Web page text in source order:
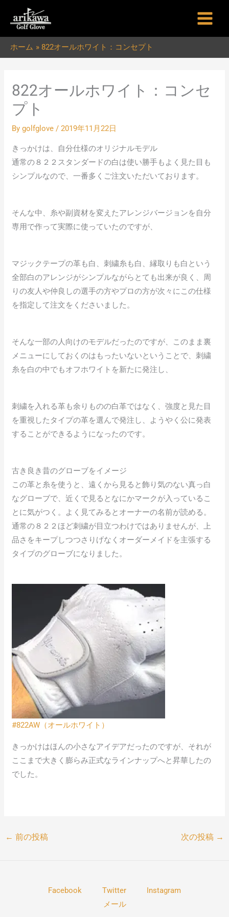
ホーム 822オールホワイト：コンセプト
822オールホワイト：コンセ
プト
Bygolfglove/2019年11月22日
きっかけは、自分仕様のオリジナルモデル
通常の８２２スタンダードの白は使い勝手もよく見た目も
シンプルなので、一番多くご注文いただいております。
そんな中、糸や副資材を変えたアレンジバージョンを自分
専用で作って実際に使っていたのですが、
マジックテープの革も白、刺繍糸も白、縁取りも白という
全部白のアレンジがシンプルながらとても出来が良く、周
りの友人や仲良しの選手の方やプロの方が次々にこの仕様
を指定して注文をくださいました。
そんな一部の人向けのモデルだったのですが、このまま裏
メニューにしておくのはもったいないということで、刺繍
糸を白の中でもオフホワイトを新たに発注し、
刺繍を入れる革も余りものの白革ではなく、強度と見た目
を重視したタイプの革を選んで発注し、ようやく公に発表
することができるようになったのです。
古き良き昔のグローブをイメージ
この革と糸を使うと、遠くから見ると飾り気のない真っ白
なグローブで、近くで見るとなにかマークが入っているこ
とに気がつく。よく見てみるとオーナーの名前が読める。
通常の８２２ほど刺繍が目立つわけではありませんが、上
品さをキープしつつさりげなくオーダーメイドを主張する
タイプのグローブになりました。
#822AW（オールホワイト）
きっかけはほんの小さなアイデアだったのですが、それが
ここまで大きく膨らみ正式なラインナップへと昇華したの
でした。
← 前の投稿 次の投稿 →
Facebook Twitter
Instagram
メール